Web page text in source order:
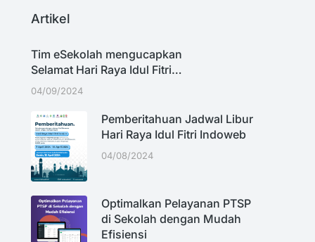
Artikel
Tim eSekolah mengucapkan
Selamat Hari Raya Idul Fitri…
04/09/2024
Pemberitahuan Jadwal Libur
Hari Raya Idul Fitri Indoweb
04/08/2024
Optimalkan Pelayanan PTSP
di Sekolah dengan Mudah
Efisiensi